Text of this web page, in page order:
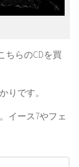
ちらのCDを買
りです。
イース7やフェ